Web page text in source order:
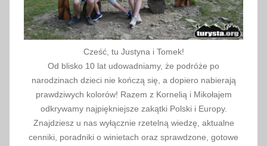
Cześć, tu Justyna i Tomek!
Od blisko 10 lat udowadniamy, że podróże po
narodzinach dzieci nie kończą się, a dopiero nabierają
prawdziwych kolorów! Razem z Kornelią i Mikołajem
odkrywamy najpiękniejsze zakątki Polski i Europy.
Znajdziesz u nas wyłącznie rzetelną wiedzę, aktualne
cenniki, poradniki o winietach oraz sprawdzone, gotowe